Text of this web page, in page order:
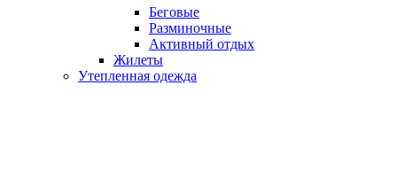
Беговые
Разминочные
Активный отдых
Жилеты
Утепленная одежда